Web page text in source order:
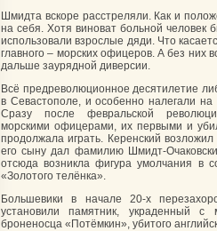
Шмидта вскоре расстреляли. Как и
на себя. Хотя виноват больной человек
использовали взрослые дяди. Что
главного – морских офицеров. А без них
дальше заурядной диверсии.
Всё предреволюционное десятилетие
в Севастополе, и особенно налегали на
Сразу после февральской
морскими офицерами, их первыми и
продолжала играть. Керенский возложил
его сыну дал фамилию Шмидт-
отсюда возникла фигура умолчания в
«Золотого телёнка».
Большевики в начале 20-х
установили памятник, украденный
броненосца «Потёмкин», убитого